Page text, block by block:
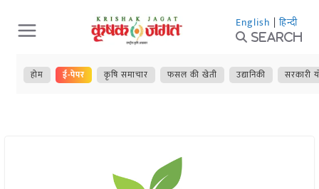
Skip
to
content
English | हिन्दी
Search
होम ई-पेपर कृषि समाचार फसल की खेती उद्यानिकी सरकारी